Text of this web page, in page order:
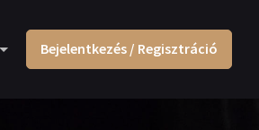
Bejelentkezés / Regisztráció